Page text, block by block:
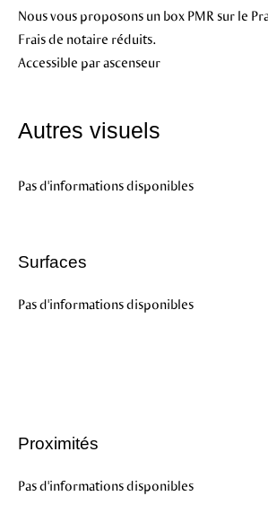
Nous vous proposons un box PMR sur le
Frais de notaire réduits.
Accessible par ascenseur
Autres visuels
Pas d'informations disponibles
Surfaces
Pas d'informations disponibles
Proximités
Pas d'informations disponibles